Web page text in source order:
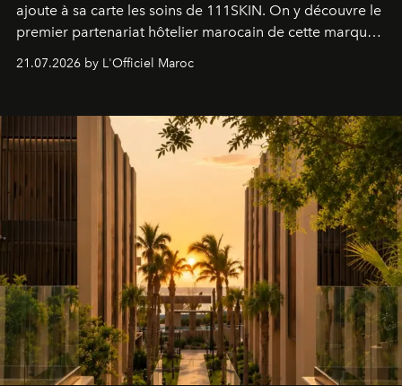
ajoute à sa carte les soins de 111SKIN. On y découvre le
premier partenariat hôtelier marocain de cette marque
britannique, née dans un cabinet de chirurgie plastique
londonien et construite depuis autour d'un actif breveté,
21.07.2026 by L'Officiel Maroc